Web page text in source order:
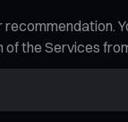
the Services